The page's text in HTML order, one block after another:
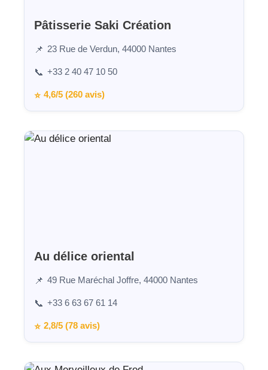
Pâtisserie Saki Création
📌 23 Rue de Verdun, 44000 Nantes
📞 +33 2 40 47 10 50
⭐ 4,6/5 (260 avis)
Au délice oriental
📌 49 Rue Maréchal Joffre, 44000 Nantes
📞 +33 6 63 67 61 14
⭐ 2,8/5 (78 avis)